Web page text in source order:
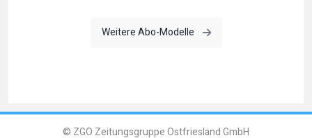
Weitere Abo-Modelle
© ZGO Zeitungsgruppe Ostfriesland GmbH